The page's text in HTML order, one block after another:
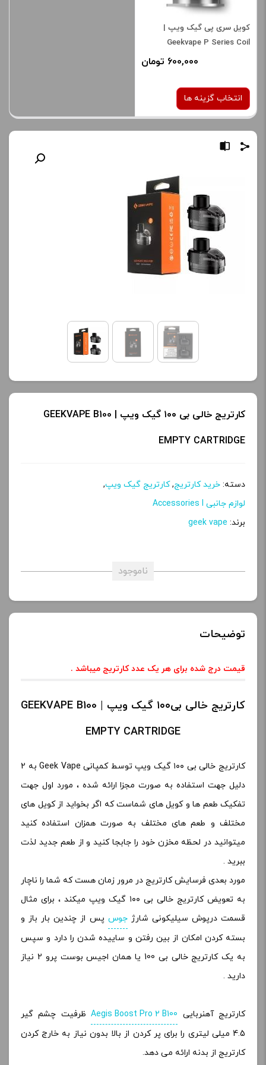
کویل سری پی گیک ویپ |
Geekvape P Series Coil
600,000 تومان
انتخاب گزینه ها
برای فعال شدن سبد خرید و
نمایش قیمت ، گزینه های
محصول را از کادر بالا انتخاب
تمامی قیمت ها بروز
پ
کارتریج خالی بی ۱۰۰ گیک ویپ | GEEKVAPE B100
EMPTY CARTRIDGE
دسته: خرید کارتریج,کارتریج گیک ویپ,
لوازم جانبی Accessories l
برند: geek vape
ناموجود
توضیحات
قیمت درج شده برای هر یک عدد کارتریج میباشد .
کارتریج خالی بی۱۰۰ گیک ویپ | GEEKVAPE B100
EMPTY CARTRIDGE
کارتریج خالی بی ۱۰۰ گیک ویپ توسط کمپانی Geek Vape به 2
دلیل جهت استفاده به صورت مجزا ارائه شده ، مورد اول جهت
تفکیک طعم ها و کویل های شماست که اگر بخواید از کویل های
مختلف و طعم های مختلف به صورت همزان استفاده کنید
میتوانید در لحظه مخزن خود را جابجا کنید و از طعم جدید لذت
ببرید .
مورد بعدی فرسایش کارتریج در مرور زمان هست که شما را ناچار
به تعویض کارتریج خالی بی ۱۰۰ گیک ویپ میکند ، برای مثال
قسمت درپوش سیلیکونی شارژجوس پس از چندین بار باز و
بسته کردن امکان از بین رفتن و ساییده شدن را دارد و سپس
به یک کارتریج خالی بی 100 یا همان اجیس بوست پرو 2 نیاز
دارید .
کارتریج آهنربایی Aegis Boost Pro 2 B100ظرفیت چشم گیر
4.5 میلی لیتری را برای پر کردن از بالا بدون نیاز به خارج کردن
کارتریج از بدنه ارائه می دهد.